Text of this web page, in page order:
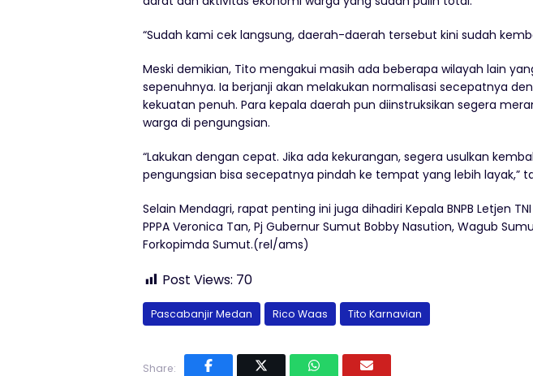
“Sudah kami cek langsung, daerah-daerah tersebut kini sudah
Meski demikian, Tito mengakui masih ada beberapa wilayah lain
sepenuhnya. Ia berjanji akan melakukan normalisasi secepatnya
kekuatan penuh. Para kepala daerah pun diinstruksikan segera
warga di pengungsian.
“Lakukan dengan cepat. Jika ada kekurangan, segera usulkan
pengungsian bisa secepatnya pindah ke tempat yang lebih layak,”
Selain Mendagri, rapat penting ini juga dihadiri Kepala BNPB Letjen
PPPA Veronica Tan, Pj Gubernur Sumut Bobby Nasution, Wagub
Forkopimda Sumut.(rel/ams)
Post Views: 70
Pascabanjir Medan Rico Waas Tito Karnavian
Share: